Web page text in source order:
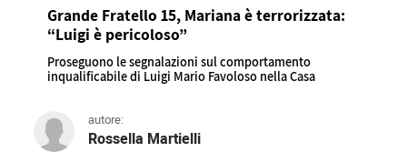
Grande Fratello 15, Mariana è terrorizzata:
“Luigi è pericoloso”
Proseguono le segnalazioni sul comportamento
inqualificabile di Luigi Mario Favoloso nella Casa
autore:
Rossella Martielli